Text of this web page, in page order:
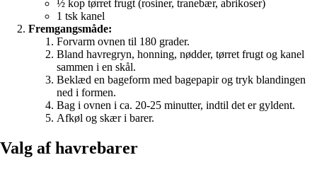
½ kop tørret frugt (rosiner, tranebær, abrikoser)
1 tsk kanel
Fremgangsmåde:
Forvarm ovnen til 180 grader.
Bland havregryn, honning, nødder, tørret frugt og kanel
sammen i en skål.
Beklæd en bageform med bagepapir og tryk blandingen
ned i formen.
Bag i ovnen i ca. 20-25 minutter, indtil det er gyldent.
Afkøl og skær i barer.
Valg af havrebarer